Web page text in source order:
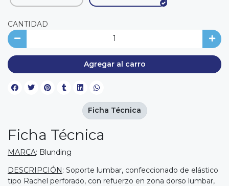
CANTIDAD
Agregar al carro
Ficha Técnica
MARCA: Blunding
DESCRIPCIÓN: Soporte lumbar, confeccionado de elástico
tipo Rachel perforado, con refuerzo en zona dorso lumbar,
Ficha Técnica